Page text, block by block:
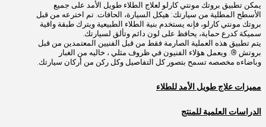
يمكن تطبيق بروتك مونتي كارلو لعلاج الطلاء طويل الأمد على جميع
الأسطح المطلية من سيارتك: هيكل السيارة، الحافات. تم اخترعه من قبل
بروتك مونتي كارلو، فإنه يستخدم بنية الطلاء الطبيعية ويترك طبقة واقية
سميكة كدرع حماية، يحافظ على لون دائم وتألق لسيارتك.
يتم تطبيق هذه العملية الصارمة فقط من قبل الفنيين المعتمدين من قبل
بروتش ®. ويعمل هؤلاء الفنيون في ظروف مثلي ، خاليه من الغبار
وباضاءه مخصصه تسمح بتصور كل التفاصيل وكل ركن من أركان سيارتك.
مميزات علاج طويل الأمد للطلاء
الدراسات العلمية للمنتج